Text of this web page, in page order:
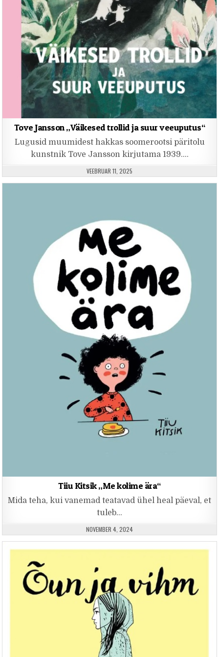
Tove Jansson „Väikesed trollid ja suur veeuputus“
Lugusid muumidest hakkas soomerootsi päritolu
kunstnik Tove Jansson kirjutama 1939….
PUBLISHED DATE:
VEEBRUAR 11, 2025
Tiiu Kitsik „Me kolime ära“
Mida teha, kui vanemad teatavad ühel heal päeval, et
tuleb…
PUBLISHED DATE:
NOVEMBER 4, 2024